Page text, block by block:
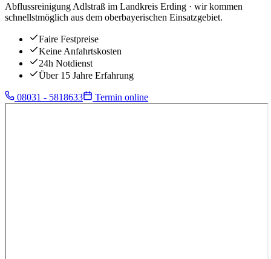
Abflussreinigung Adlstraß im Landkreis Erding · wir kommen
schnellstmöglich aus dem oberbayerischen Einsatzgebiet.
Faire Festpreise
Keine Anfahrtskosten
24h Notdienst
Über 15 Jahre Erfahrung
08031 - 5818633 Termin online